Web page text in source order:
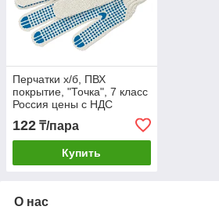
Перчатки х/б, ПВХ
покрытие, "Точка", 7 класс
Россия цены с НДС
122 ₸/пара
Купить
О нас